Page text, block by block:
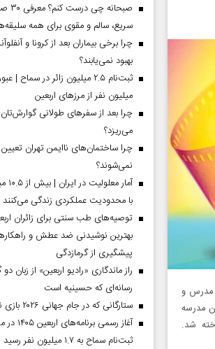
مدرس و
مدرسه
شد.
سریع، سالم و مقوی برای همه
چرا برخی بیماران بعد از کرونا و
بهبود نمی‌یابند؟
میلیون نفر از مرز‌های اربعین
چرا بعد از سفرهای طولانی
می‌ریزد؟
چرا ساختمان‌های ناایمن تهران
نمی‌شوند؟
با محدودیت عملکردی زندگی می‌کنند
توصیه‌های طب سنتی برای زائران
بهترین نوشیدنی ضد عطش و
پیشگیری از گرمازدگی
راز ماندگاری «رادیو اربعین» از زبان دو
رسانه‌ای که حسینیه است
ستارگانی که در جام جهانی ۲۰۲۶ بازی نکردند
آغاز رسمی
ثبت‌نام سماح به ۱.۷ میلیون نفر رسید